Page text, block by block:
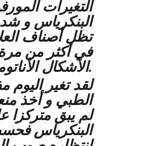
التغيرات
البنكرياس و
تظل أصناف
في أكثر من
الأشكال الأناتومية.
لقد تغير اليوم
الطبي و أخذ
لم يبق متركزا
البنكرياس